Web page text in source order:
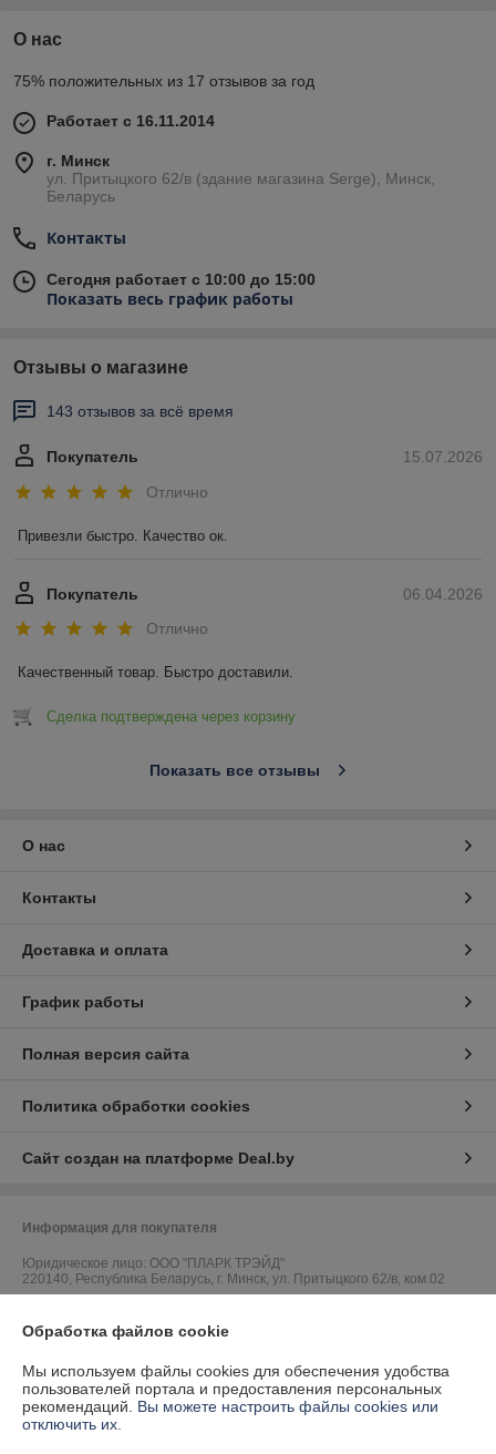
О нас
75% положительных из 17 отзывов за год
Работает с 16.11.2014
г. Минск
ул. Притыцкого 62/в (здание магазина Serge), Минск,
Беларусь
Контакты
Сегодня работает с 10:00 до 15:00
Показать весь график работы
Отзывы о магазине
143 отзывов за всё время
15.07.2026
Покупатель
Отлично
Привезли быстро. Качество ок.
06.04.2026
Покупатель
Отлично
Качественный товар. Быстро доставили.
Сделка подтверждена через корзину
Показать все отзывы
О нас
Контакты
Доставка и оплата
График работы
Полная версия сайта
Политика обработки cookies
Сайт создан на платформе Deal.by
Информация для покупателя
Юридическое лицо: ООО "ПЛАРК ТРЭЙД"
220140, Республика Беларусь, г. Минск, ул. Притыцкого 62/в, ком.02
Регистрационный орган: Администрация Фрунзенского района г.
Минска
Обработка файлов cookie
Мы используем файлы cookies для обеспечения удобства
пользователей портала и предоставления персональных
рекомендаций. Вы можете настроить файлы cookies или
отключить их.